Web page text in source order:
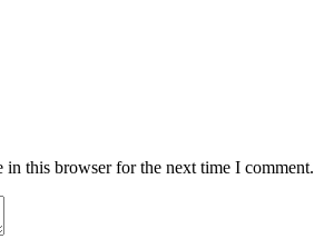
in this browser for the next time I comment.